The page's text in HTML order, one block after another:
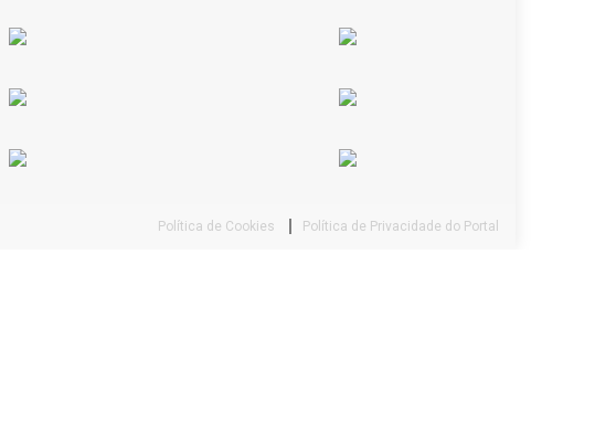
Política de Cookies Política de Privacidade do Portal